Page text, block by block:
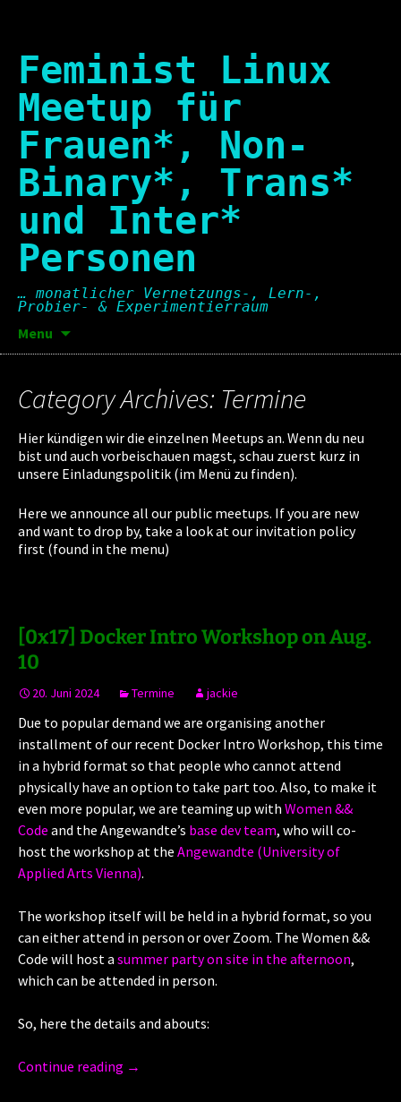
contentFeminist Linux
Meetup für
Frauen*, Non-
Binary*, Trans*
und Inter*
Personen
… monatlicher Vernetzungs-, Lern-,
Probier- & Experimentierraum
Menu
Category Archives: Termine
Hier kündigen wir die einzelnen Meetups an. Wenn du neu
bist und auch vorbeischauen magst, schau zuerst kurz in
unsere Einladungspolitik (im Menü zu finden).
Here we announce all our public meetups. If you are new
and want to drop by, take a look at our invitation policy
first (found in the menu)
[0x17] Docker Intro Workshop on Aug.
10
20. Juni 2024 Termine jackie
Due to popular demand we are organising another
installment of our recent Docker Intro Workshop, this time
in a hybrid format so that people who cannot attend
physically have an option to take part too. Also, to make it
even more popular, we are teaming up with Women &&
Code and the Angewandte’s base dev team, who will co-
host the workshop at the Angewandte (University of
Applied Arts Vienna).
The workshop itself will be held in a hybrid format, so you
can either attend in person or over Zoom. The Women &&
Code will host a summer party on site in the afternoon,
which can be attended in person.
So, here the details and abouts:
Continue reading →